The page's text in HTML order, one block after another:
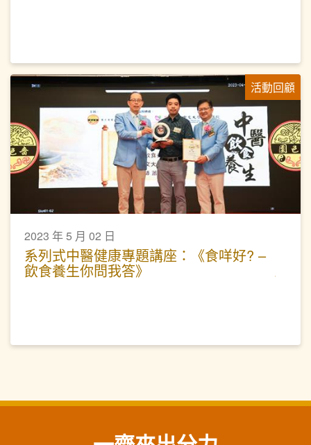
活動回顧
2023 年 5 月 02 日
系列式中醫健康專題講座：《食咩好? –
飲食養生你問我答》